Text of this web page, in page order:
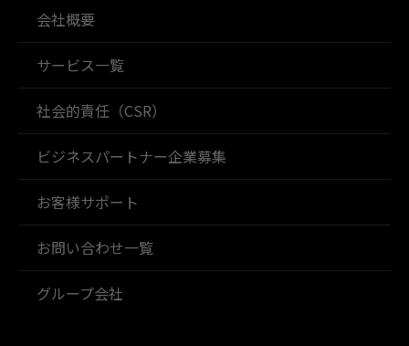
会社概要
サービス一覧
社会的責任（CSR）
ビジネスパートナー企業募集
お客様サポート
お問い合わせ一覧
グループ会社